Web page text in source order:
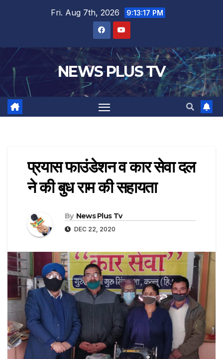
Fri. Aug 7th, 2026 9:13:18 PM
NEWS PLUS TV
प्रयास फाउंडेशन व कार सेवा दल
ने की बुध राम की सहायता
By News Plus Tv
DEC 22, 2020